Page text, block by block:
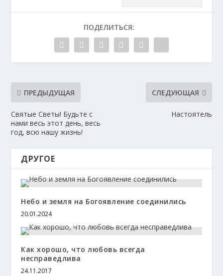
ПОДЕЛИТЬСЯ:
ПРЕДЫДУЩАЯ
Святые Светы! Будьте с
нами весь этот день, весь
год, всю нашу жизнь!
СЛЕДУЮЩАЯ
Настоятель
ДРУГОЕ
Небо и земля на Богоявление соединились
20.01.2024
Как хорошо, что любовь всегда
несправедлива
24.11.2017